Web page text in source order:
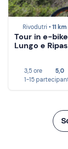
Rivodutri •11
Tour in e-
Lungo e
3,5 ore
5,0
1-15